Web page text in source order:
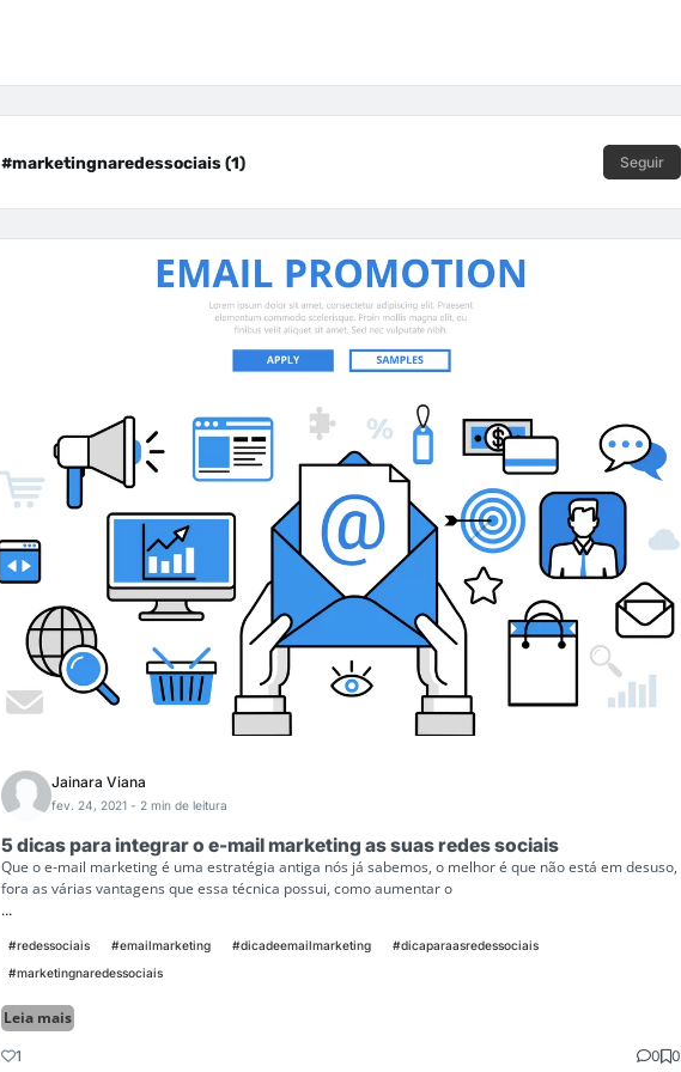
#marketingnaredessociais (1) Seguir
Jainara Viana
fev. 24, 2021 - 2 min de leitura
5 dicas para integrar o e-mail marketing as suas redes sociais
Que o e-mail marketing é uma estratégia antiga nós já sabemos, o melhor é que não está em desuso,
fora as várias vantagens que essa técnica possui, como aumentar o
...
#redessociais #emailmarketing #dicadeemailmarketing
#dicaparaasredessociais
#marketingnaredessociais
Leia mais
1 0 0